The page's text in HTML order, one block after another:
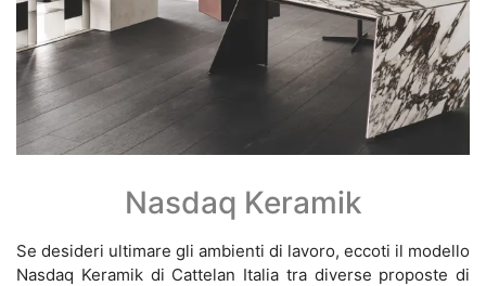
Nasdaq Keramik
Se desideri ultimare gli ambienti di lavoro, eccoti il modello
Nasdaq Keramik di Cattelan Italia tra diverse proposte di